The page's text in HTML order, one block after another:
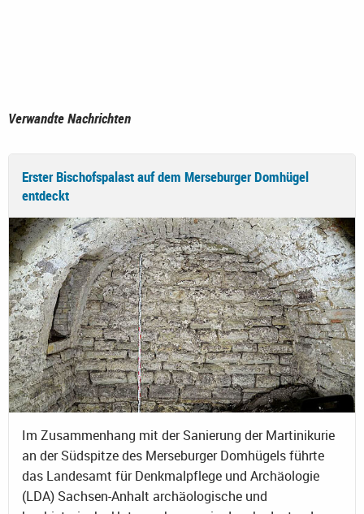
Verwandte Nachrichten
Erster Bischofspalast auf dem Merseburger Domhügel
entdeckt
Im Zusammenhang mit der Sanierung der Martinikurie
an der Südspitze des Merseburger Domhügels führte
das Landesamt für Denkmalpflege und Archäologie
(LDA) Sachsen-Anhalt archäologische und